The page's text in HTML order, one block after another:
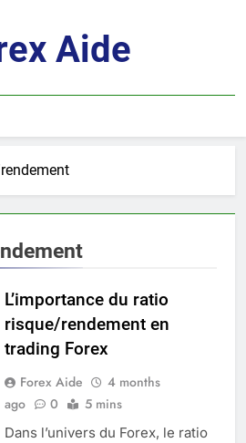
Aide
L’importance du ratio
risque/rendement en
trading Forex
Forex Aide
4 months
ago
0 5 mins
Dans l’univers du Forex, le ratio